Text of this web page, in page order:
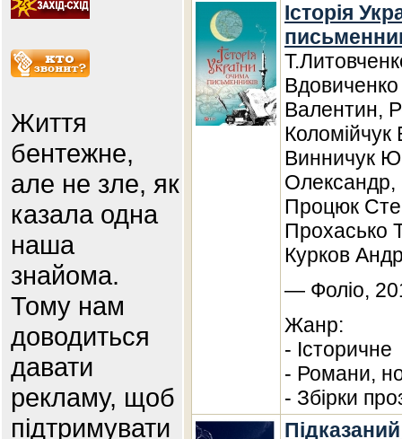
Життя
бентежне,
але не зле, як
казала одна
наша
знайома.
Тому нам
доводиться
давати
рекламу, щоб
підтримувати
Історія
Валентин,
Винничук
Олександр,
Процюк
Прохасько
Курков
— Фоліо,
Жанр:
- Історичне
- Романи,
- Збірки